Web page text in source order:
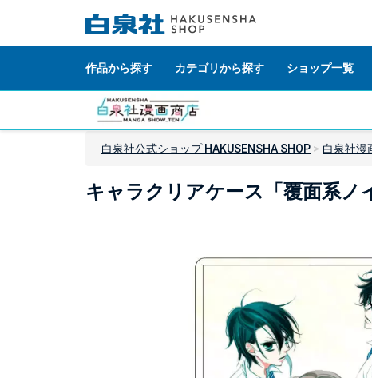
作品から探す カテゴリから探す ショップ一覧
白泉社公式ショップ HAKUSENSHA SHOP 白泉社漫
キャラクリアケース「覆面系